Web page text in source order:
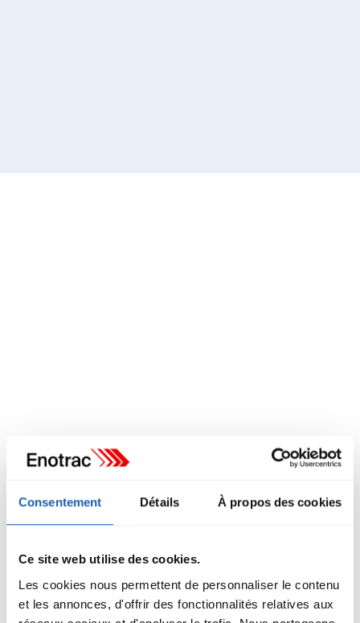
Consentement Détails À propos des cookies
Ce site web utilise des cookies.
Les cookies nous permettent de personnaliser le contenu
et les annonces, d'offrir des fonctionnalités relatives aux
Responsable du domaine Energie